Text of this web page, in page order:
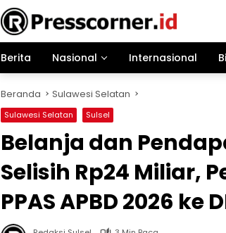
Berita Nasional Internasional
Beranda Sulawesi Selatan
Sulawesi Selatan Sulsel
Belanja dan
Selisih Rp24 Miliar,
PPAS APBD 2026 ke